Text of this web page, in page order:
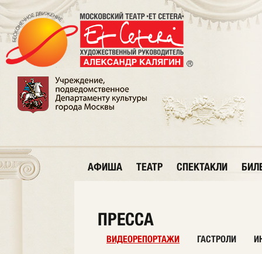
АФИША ТЕАТР СПЕКТАКЛИ
ПРЕССА
ВИДЕОРЕПОРТАЖИ ГАСТРОЛИ